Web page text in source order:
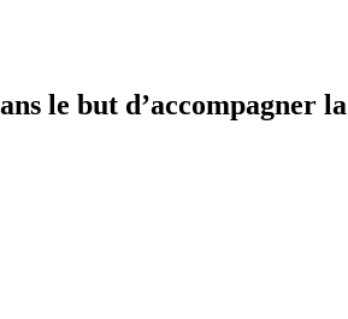
le but d’accompagner la